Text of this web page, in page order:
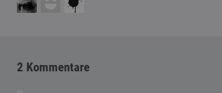
2 Kommentare